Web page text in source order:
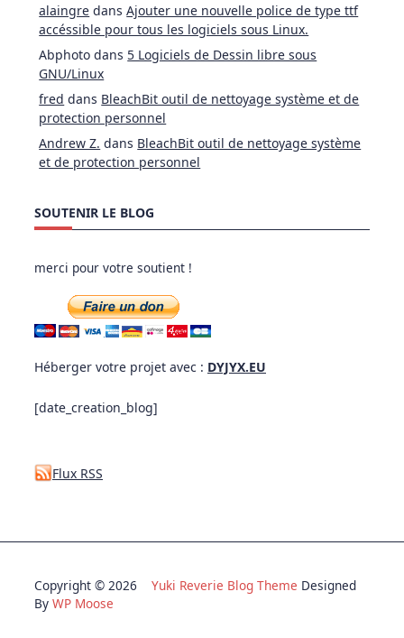
alaingre dansAjouter une nouvelle police de type ttf
accéssible pour tous les logiciels sous Linux.
Abphoto dans 5 Logiciels de Dessin libre sous
GNU/Linux
fred dans BleachBit outil de nettoyage système et de
protection personnel
Andrew Z. dans BleachBit outil de nettoyage système
et de protection personnel
SOUTENIR LE BLOG
merci pour votre soutient !
Héberger votre projet avec : DYJYX.EU
[date_creation_blog]
Flux RSS
Copyright © 2026 Yuki Reverie Blog Theme Designed
By WP Moose